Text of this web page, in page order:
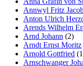
Annwyl Fritz
Anton Ulrich
Arends Wilhelm
Arnd Johann (2)
Arndt Ernst Moritz
Arnold Gottfried
Arnschwanger